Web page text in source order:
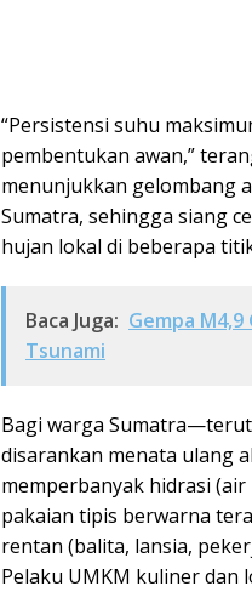
“Persistensi suhu
pembentukan awan,”
menunjukkan gelombang
Sumatra, sehingga siang
hujan lokal di beberapa
Baca Juga: Gempa
Tsunami
Bagi warga
disarankan menata ulang
memperbanyak hidrasi
pakaian tipis berwarna
rentan (balita, lansia,
Pelaku UMKM kuliner